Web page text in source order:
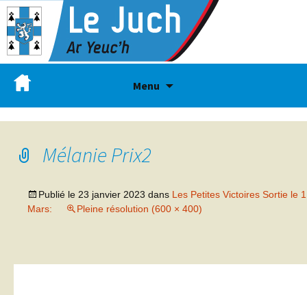
Menu
Mélanie Prix2
Publié le 23 janvier 2023 dans Les Petites Victoires Sortie le 1
Mars:
Pleine résolution (600 × 400)